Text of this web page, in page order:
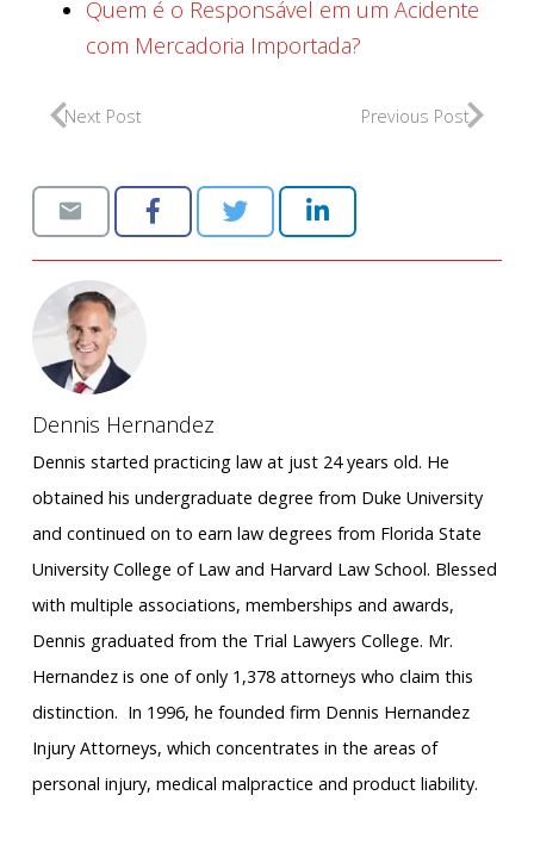
Quem é o Responsável em um Acidente
com Mercadoria Importada?
Next Post Previous Post
Dennis Hernandez
Dennis started practicing law at just 24 years old. He
obtained his undergraduate degree from Duke University
and continued on to earn law degrees from Florida State
University College of Law and Harvard Law School. Blessed
with multiple associations, memberships and awards,
Dennis graduated from the Trial Lawyers College. Mr.
Hernandez is one of only 1,378 attorneys who claim this
distinction. ​ In 1996, he founded firm Dennis Hernandez
Injury Attorneys, which concentrates in the areas of
personal injury, medical malpractice and product liability.